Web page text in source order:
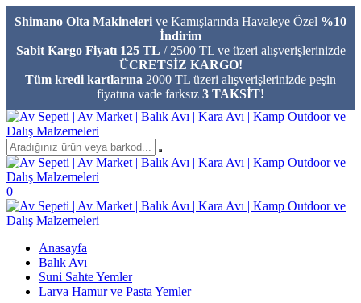
Shimano Olta Makineleri ve Kamışlarında Havaleye Özel %10
İndirim
Sabit Kargo Fiyatı 125 TL / 2500 TL ve üzeri alışverişlerinizde
ÜCRETSİZ KARGO!
Tüm kredi kartlarına 2000 TL üzeri alışverişlerinizde peşin
fiyatına vade farksız 3 TAKSİT!
0
Anasayfa
Balık Avı
Suni Sahte Yemler
Larva Hamur ve Pasta Yemler